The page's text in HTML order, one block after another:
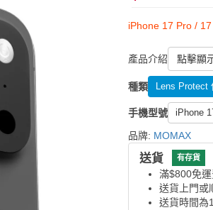
iPhone 17 Pro /
產品介紹 點擊顯
種類 Lens Protect
手機型號 iPhone
品牌: MOMAX
送貨 有存貨
滿$800免運
送貨上門或
送貨時間為